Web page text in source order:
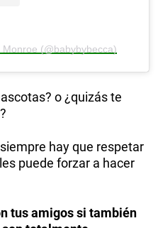
(@babybybecca)
o ¿quizás te
hay que respetar
puede forzar a hacer
tus amigos si también